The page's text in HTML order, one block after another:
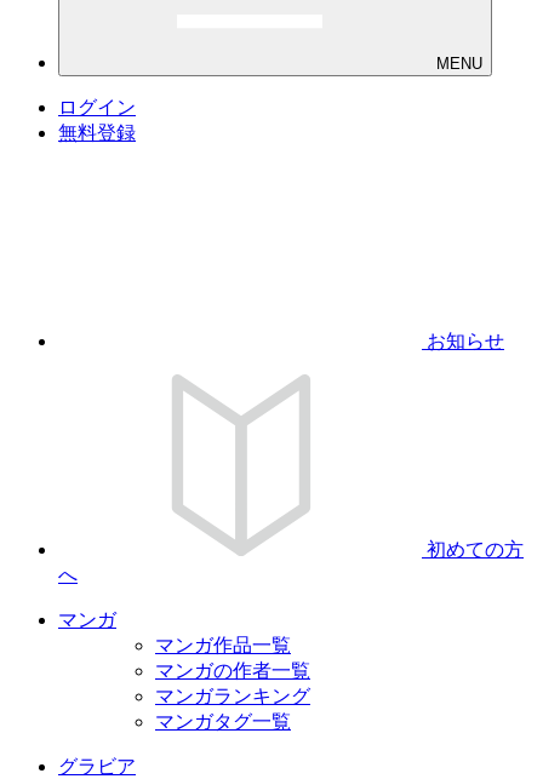
MENU
ログイン
無料登録
お知らせ
初めての方
へ
マンガ
マンガ作品一覧
マンガの作者一覧
マンガランキング
マンガタグ一覧
グラビア